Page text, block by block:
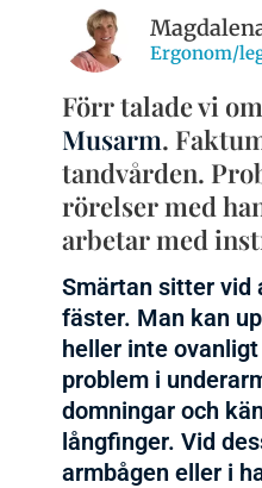
Ergonom/
Förr talade vi
Musarm.
tandvården.
rörelser med
arbetar med
Smärtan sitter vid
fäster. Man kan
heller inte
problem i
domningar och
långfinger. Vid
armbågen eller i